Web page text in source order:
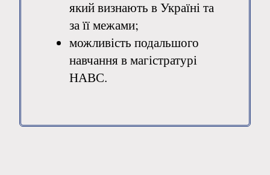
який визнають в Україні та
за її межами;
можливість подальшого
навчання в магістратурі
НАВС.